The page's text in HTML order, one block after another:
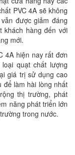
PVC 4A sẽ không
được giảm đáng
khách hàng đến với
mới.
4A hiện nay rất đơn
quạt chất lượng
giá trị sử dụng cao
để làm hài lòng nhất
thị trường, phát
năng phát triển lớn
trong nước.